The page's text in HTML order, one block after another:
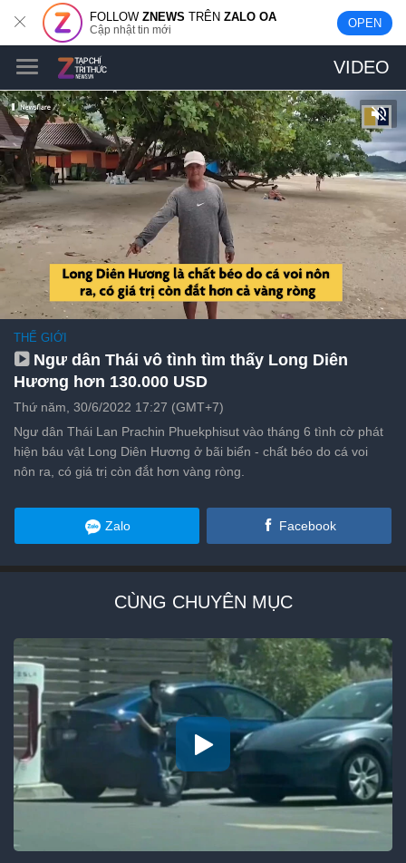
FOLLOWZNEWS TRÊNZALO OA
Cập nhật tin mới OPEN
VIDEO
THẾ GIỚI
Ngư dân Thái vô tình tìm thấy Long Diên
Hương hơn 130.000 USD
Thứ năm, 30/6/2022 17:27 (GMT+7)
Ngư dân Thái Lan Prachin Phuekphisut vào tháng 6 tình cờ phát
hiện báu vật Long Diên Hương ở bãi biển - chất béo do cá voi
nôn ra, có giá trị còn đắt hơn vàng ròng.
Zalo Facebook